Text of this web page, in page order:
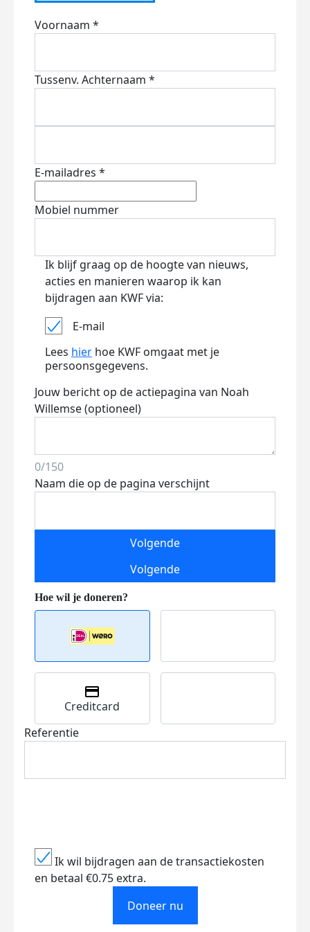
Voornaam *
Tussenv. Achternaam *
E-mailadres *
Mobiel nummer
Ik blijf graag op de hoogte van nieuws,
acties en manieren waarop ik kan
bijdragen aan KWF via:
E-mail
Lees hier hoe KWF omgaat met je
persoonsgegevens.
Jouw bericht op de actiepagina van Noah
Willemse (optioneel)
0/150
Naam die op de pagina verschijnt
Volgende
Volgende
Creditcard
Referentie
Ik wil bijdragen aan de transactiekosten
en betaal €0.75 extra.
Doneer nu